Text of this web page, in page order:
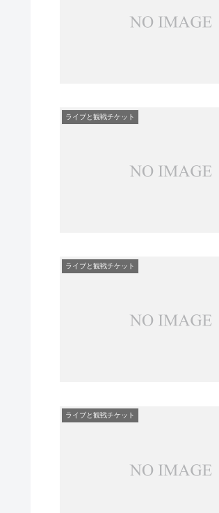
ライブと観戦チケット
ライブと観戦チケット
ライブと観戦チケット